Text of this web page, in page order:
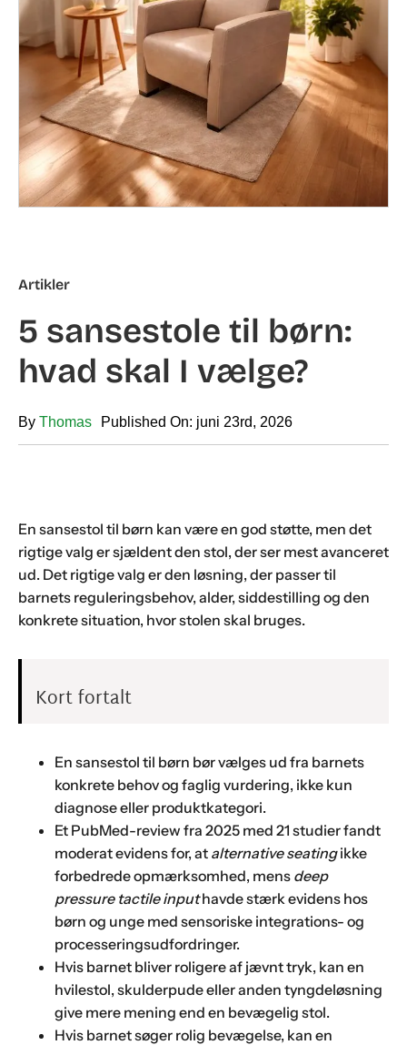
Artikler
5 sansestole til børn:
hvad skal I vælge?
By Thomas Published On: juni 23rd, 2026
En sansestol til børn kan være en god støtte, men det
rigtige valg er sjældent den stol, der ser mest avanceret
ud. Det rigtige valg er den løsning, der passer til
barnets reguleringsbehov, alder, siddestilling og den
konkrete situation, hvor stolen skal bruges.
Kort fortalt
En sansestol til børn bør vælges ud fra barnets
konkrete behov og faglig vurdering, ikke kun
diagnose eller produktkategori.
Et PubMed-review fra 2025 med 21 studier fandt
moderat evidens for, at alternative seatingikke
forbedrede opmærksomhed, mens deep
pressure tactile inputhavde stærk evidens hos
børn og unge med sensoriske integrations- og
processeringsudfordringer.
Hvis barnet bliver roligere af jævnt tryk, kan en
hvilestol, skulderpude eller anden tyngdeløsning
give mere mening end en bevægelig stol.
Hvis barnet søger rolig bevægelse, kan en